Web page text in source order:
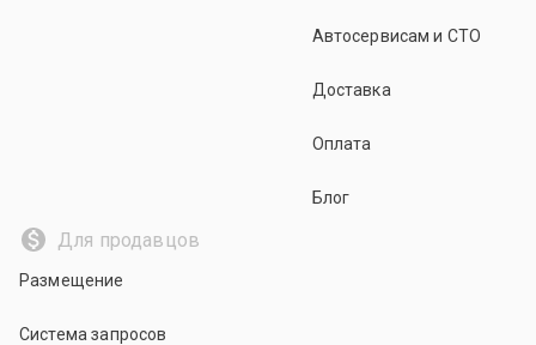
Автосервисам и СТО
Доставка
Оплата
Блог
Для продавцов
Размещение
Система запросов